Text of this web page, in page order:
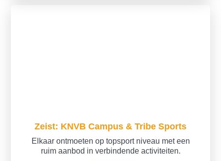
Zeist: KNVB Campus & Tribe Sports
Elkaar ontmoeten op topsport niveau met een
ruim aanbod in verbindende activiteiten.